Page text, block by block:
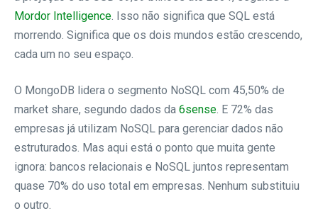
Mordor Intelligence. Isso não significa que SQL está
morrendo. Significa que os dois mundos estão crescendo,
cada um no seu espaço.
O MongoDB lidera o segmento NoSQL com 45,50% de
market share, segundo dados da 6sense. E 72% das
empresas já utilizam NoSQL para gerenciar dados não
estruturados. Mas aqui está o ponto que muita gente
ignora: bancos relacionais e NoSQL juntos representam
quase 70% do uso total em empresas. Nenhum substituiu
o outro.